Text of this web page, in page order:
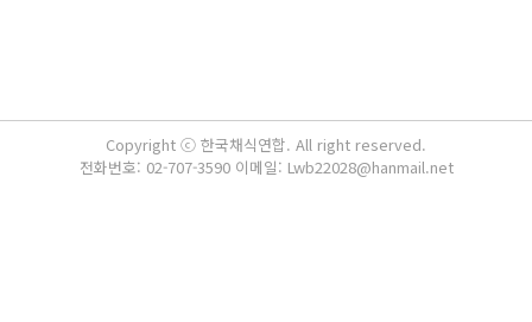
Copyright ⓒ 한국채식연합. All right reserved.
전화번호: 02-707-3590 이메일: Lwb22028@hanmail.net